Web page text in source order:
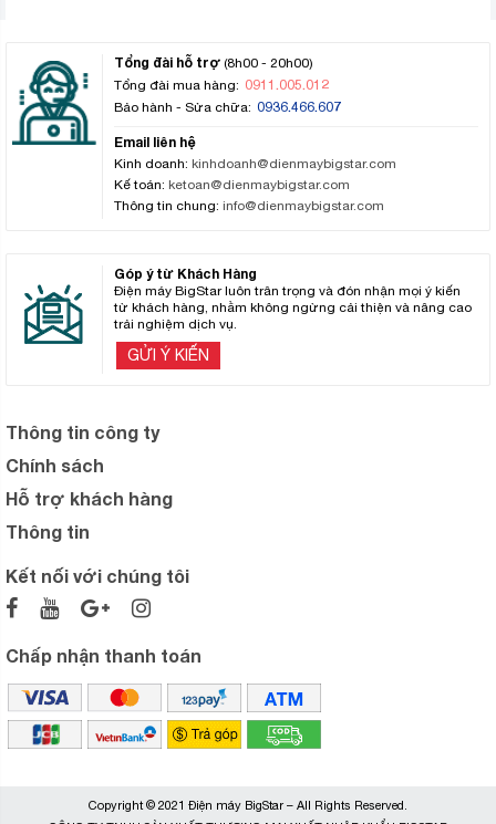
Tổng đài hỗ trợ (8h00 - 20h00)
Tổng đài mua hàng: 0911.005.012
Bảo hành - Sửa chữa: 0936.466.607
Email liên hệ
Kinh doanh: kinhdoanh@dienmaybigstar.com
Kế toán: ketoan@dienmaybigstar.com
Thông tin chung: info@dienmaybigstar.com
Góp ý từ Khách Hàng
Điện máy BigStar luôn trân trọng và đón nhận mọi ý kiến
từ khách hàng, nhằm không ngừng cải thiện và nâng cao
trải nghiệm dịch vụ.
GỬI Ý KIẾN
Thông tin công ty
Chính sách
Hỗ trợ khách hàng
Thông tin
Kết nối với chúng tôi
Chấp nhận thanh toán
Copyright © 2021 Điện máy BigStar – All Rights Reserved.